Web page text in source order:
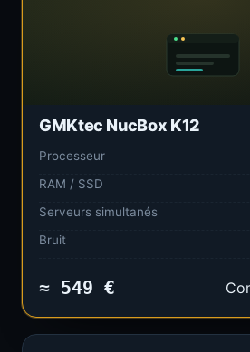
GMKtec NucBox K12
Processeur
RAM / SSD
Serveurs simultanés
Bruit
≈ 549 €